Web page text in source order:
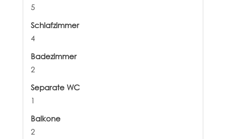
5
Schlafzimmer
4
Badezimmer
2
Separate WC
1
Balkone
2